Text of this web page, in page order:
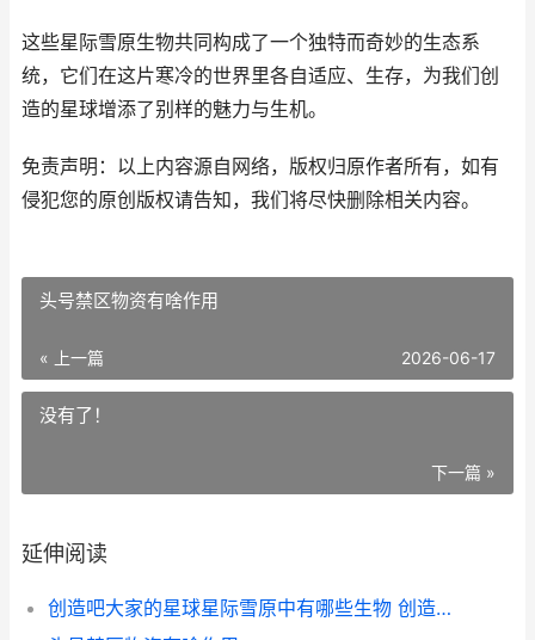
这些星际雪原生物共同构成了一个独特而奇妙的生态系
统，它们在这片寒冷的世界里各自适应、生存，为我们创
造的星球增添了别样的魅力与生机。
免责声明：以上内容源自网络，版权归原作者所有，如有
侵犯您的原创版权请告知，我们将尽快删除相关内容。
头号禁区物资有啥作用
« 上一篇 2026-06-17
没有了！
下一篇 »
延伸阅读
创造吧大家的星球星际雪原中有哪些生物 创造星星员